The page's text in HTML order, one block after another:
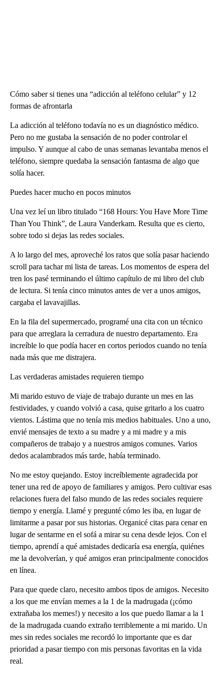
Cómo saber si tienes una “adicción al teléfono celular” y 12
formas de afrontarla
La adicción al teléfono todavía no es un diagnóstico médico.
Pero no me gustaba la sensación de no poder controlar el
impulso. Y aunque al cabo de unas semanas levantaba menos el
teléfono, siempre quedaba la sensación fantasma de algo que
solía hacer.
Puedes hacer mucho en pocos minutos
Una vez leí un libro titulado “168 Hours: You Have More Time
Than You Think”, de Laura Vanderkam. Resulta que es cierto,
sobre todo si dejas las redes sociales.
A lo largo del mes, aproveché los ratos que solía pasar haciendo
scroll para tachar mi lista de tareas. Los momentos de espera del
tren los pasé terminando el último capítulo de mi libro del club
de lectura. Si tenía cinco minutos antes de ver a unos amigos,
cargaba el lavavajillas.
En la fila del supermercado, programé una cita con un técnico
para que arreglara la cerradura de nuestro departamento. Era
increíble lo que podía hacer en cortos periodos cuando no tenía
nada más que me distrajera.
Las verdaderas amistades requieren tiempo
Mi marido estuvo de viaje de trabajo durante un mes en las
festividades, y cuando volvió a casa, quise gritarlo a los cuatro
vientos. Lástima que no tenía mis medios habituales. Uno a uno,
envié mensajes de texto a su madre y a mi madre y a mis
compañeros de trabajo y a nuestros amigos comunes. Varios
dedos acalambrados más tarde, había terminado.
No me estoy quejando. Estoy increíblemente agradecida por
tener una red de apoyo de familiares y amigos. Pero cultivar esas
relaciones fuera del falso mundo de las redes sociales requiere
tiempo y energía. Llamé y pregunté cómo les iba, en lugar de
limitarme a pasar por sus historias. Organicé citas para cenar en
lugar de sentarme en el sofá a mirar su cena desde lejos. Con el
tiempo, aprendí a qué amistades dedicaría esa energía, quiénes
me la devolverían, y qué amigos eran principalmente conocidos
en línea.
Para que quede claro, necesito ambos tipos de amigos. Necesito
a los que me envían memes a la 1 de la madrugada (¡cómo
extrañaba los memes!) y necesito a los que puedo llamar a la 1
de la madrugada cuando extraño terriblemente a mi marido. Un
mes sin redes sociales me recordó lo importante que es dar
prioridad a pasar tiempo con mis personas favoritas en la vida
real.